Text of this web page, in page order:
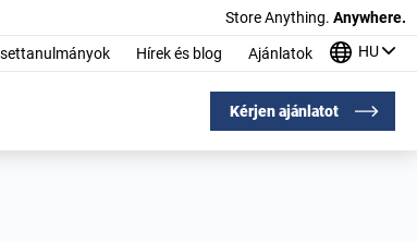
Store Anything. Anywhere.
Hírek és blog Ajánlatok HU
Kérjen ajánlatot